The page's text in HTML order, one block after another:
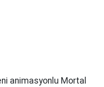
animasyonlu Mortal